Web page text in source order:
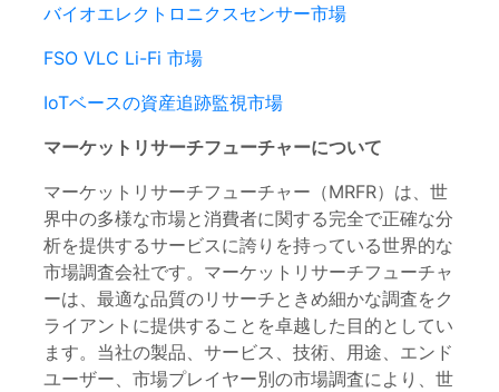
バイオエレクトロニクスセンサー市場
FSO VLC Li-Fi 市場
IoTベースの資産追跡監視市場
マーケットリサーチフューチャーについて
マーケットリサーチフューチャー（MRFR）は、世
界中の多様な市場と消費者に関する完全で正確な分
析を提供するサービスに誇りを持っている世界的な
市場調査会社です。マーケットリサーチフューチャ
ーは、最適な品質のリサーチときめ細かな調査をク
ライアントに提供することを卓越した目的としてい
ます。当社の製品、サービス、技術、用途、エンド
ユーザー、市場プレイヤー別の市場調査により、世